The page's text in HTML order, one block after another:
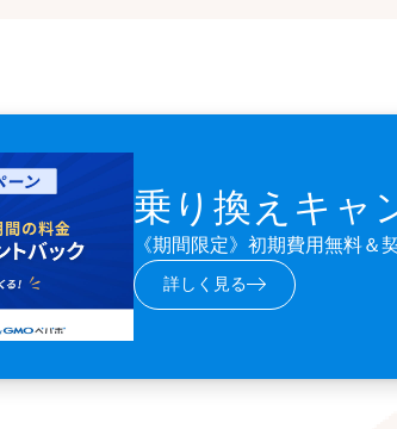
乗り換えキャ
《期間限定》初期費用無料＆
詳しく見る